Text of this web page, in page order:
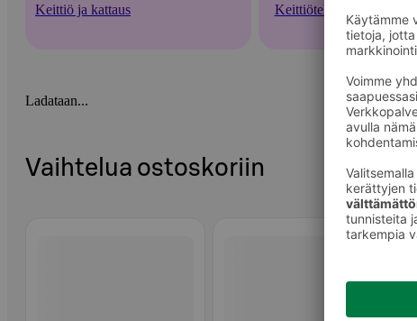
Keittiö ja kattaus Keittiötekstiilit
Ladataan...
Vaihtelua ostoskoriin